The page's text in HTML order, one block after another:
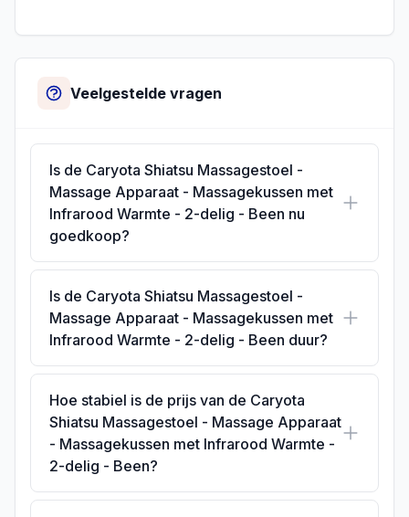
Veelgestelde vragen
Is de Caryota Shiatsu Massagestoel -
Massage Apparaat - Massagekussen met
Infrarood Warmte - 2-delig - Been nu
goedkoop?
Is de Caryota Shiatsu Massagestoel -
Massage Apparaat - Massagekussen met
Infrarood Warmte - 2-delig - Been duur?
Hoe stabiel is de prijs van de Caryota
Shiatsu Massagestoel - Massage Apparaat
- Massagekussen met Infrarood Warmte -
2-delig - Been?